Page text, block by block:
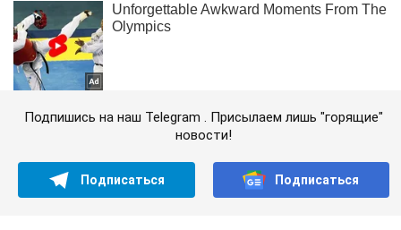
Подпишись на наш Telegram . Присылаем лишь "горящие"
новости!
Подписаться Подписаться